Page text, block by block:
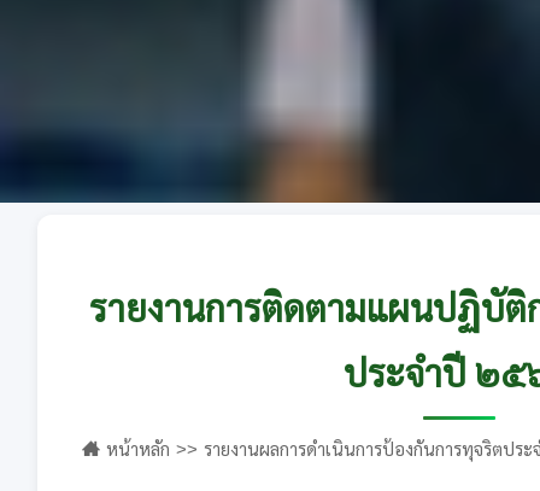
รายงานการติดตามแผนปฏิบัติ
ประจำปี ๒
หน้าหลัก
รายงานผลการดำเนินการป้องกันการทุจริตประ